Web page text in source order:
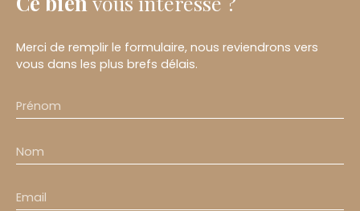
Merci de remplir le formulaire, nous reviendrons vers
vous dans les plus brefs délais.
Prénom
Nom
Email